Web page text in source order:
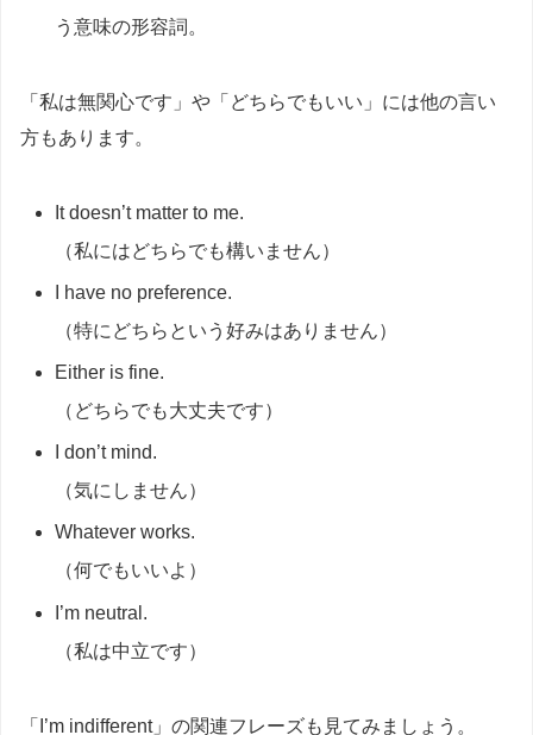
う意味の形容詞。
「私は無関心です」や「どちらでもいい」には他の言い
方もあります。
It doesn’t matter to me.
（私にはどちらでも構いません）
I have no preference.
（特にどちらという好みはありません）
Either is fine.
（どちらでも大丈夫です）
I don’t mind.
（気にしません）
Whatever works.
（何でもいいよ）
I’m neutral.
（私は中立です）
「I’m indifferent」の関連フレーズも見てみましょう。